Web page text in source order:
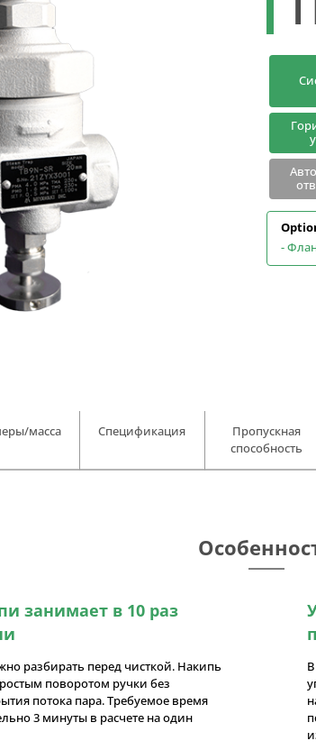
-
масса Спецификация
Пропускная
способность
занимает в 10 раз
разбирать перед чисткой. Накипь
поворотом ручки без
потока пара. Требуемое время
3 минуты в расчете на один